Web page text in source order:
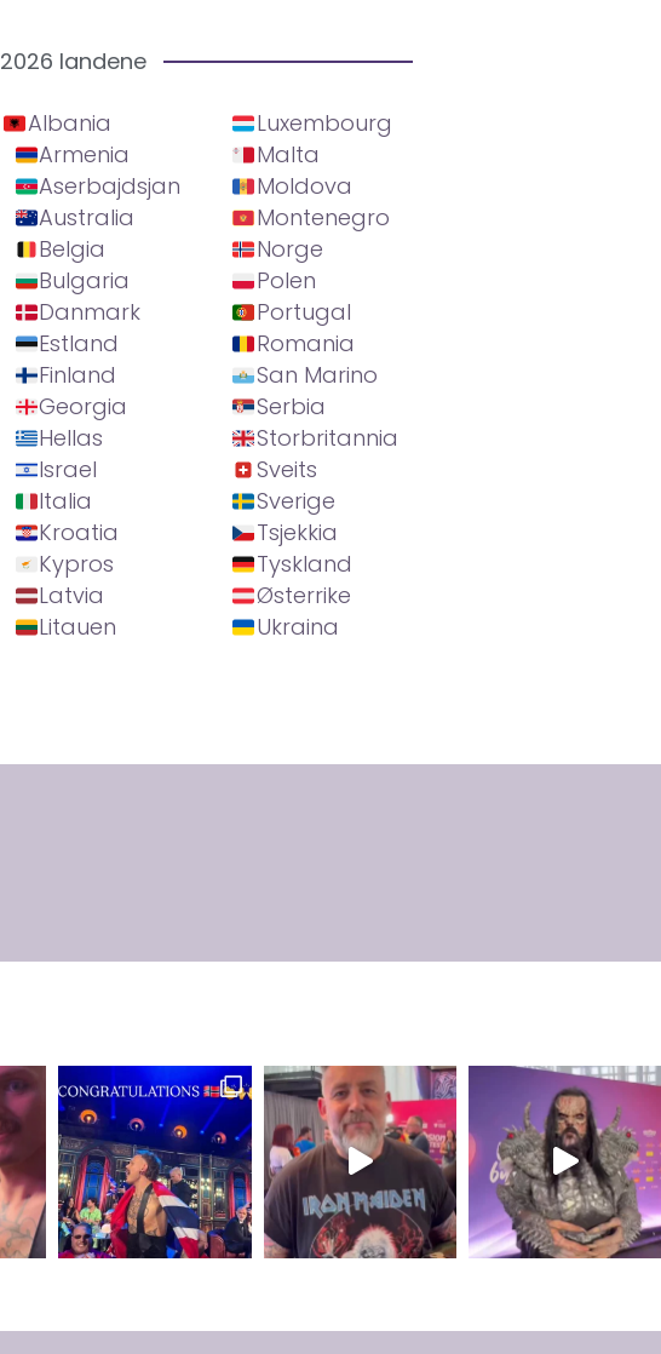
2026 landene
Albania
Armenia
Aserbajdsjan
Australia
Belgia
Bulgaria
Danmark
Estland
Finland
Georgia
Hellas
Israel
Italia
Kroatia
Kypros
Latvia
Litauen
Luxembourg
Malta
Moldova
Montenegro
Norge
Polen
Portugal
Romania
San Marino
Serbia
Storbritannia
Sveits
Sverige
Tsjekkia
Tyskland
Østerrike
Ukraina